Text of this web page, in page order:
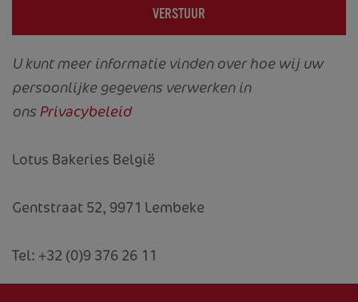
PRODUCTEN
VERSTUUR
U kunt meer informatie vinden over hoe wij uw
persoonlijke gegevens verwerken in
ons Privacybeleid
Lotus Bakeries België
Gentstraat 52, 9971 Lembeke
Tel: +32 (0)9 376 26 11